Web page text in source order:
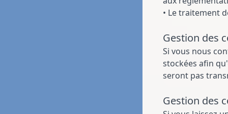
• Le traitement
Gestion des
Si vous nous
stockées afin
seront pas
Gestion des